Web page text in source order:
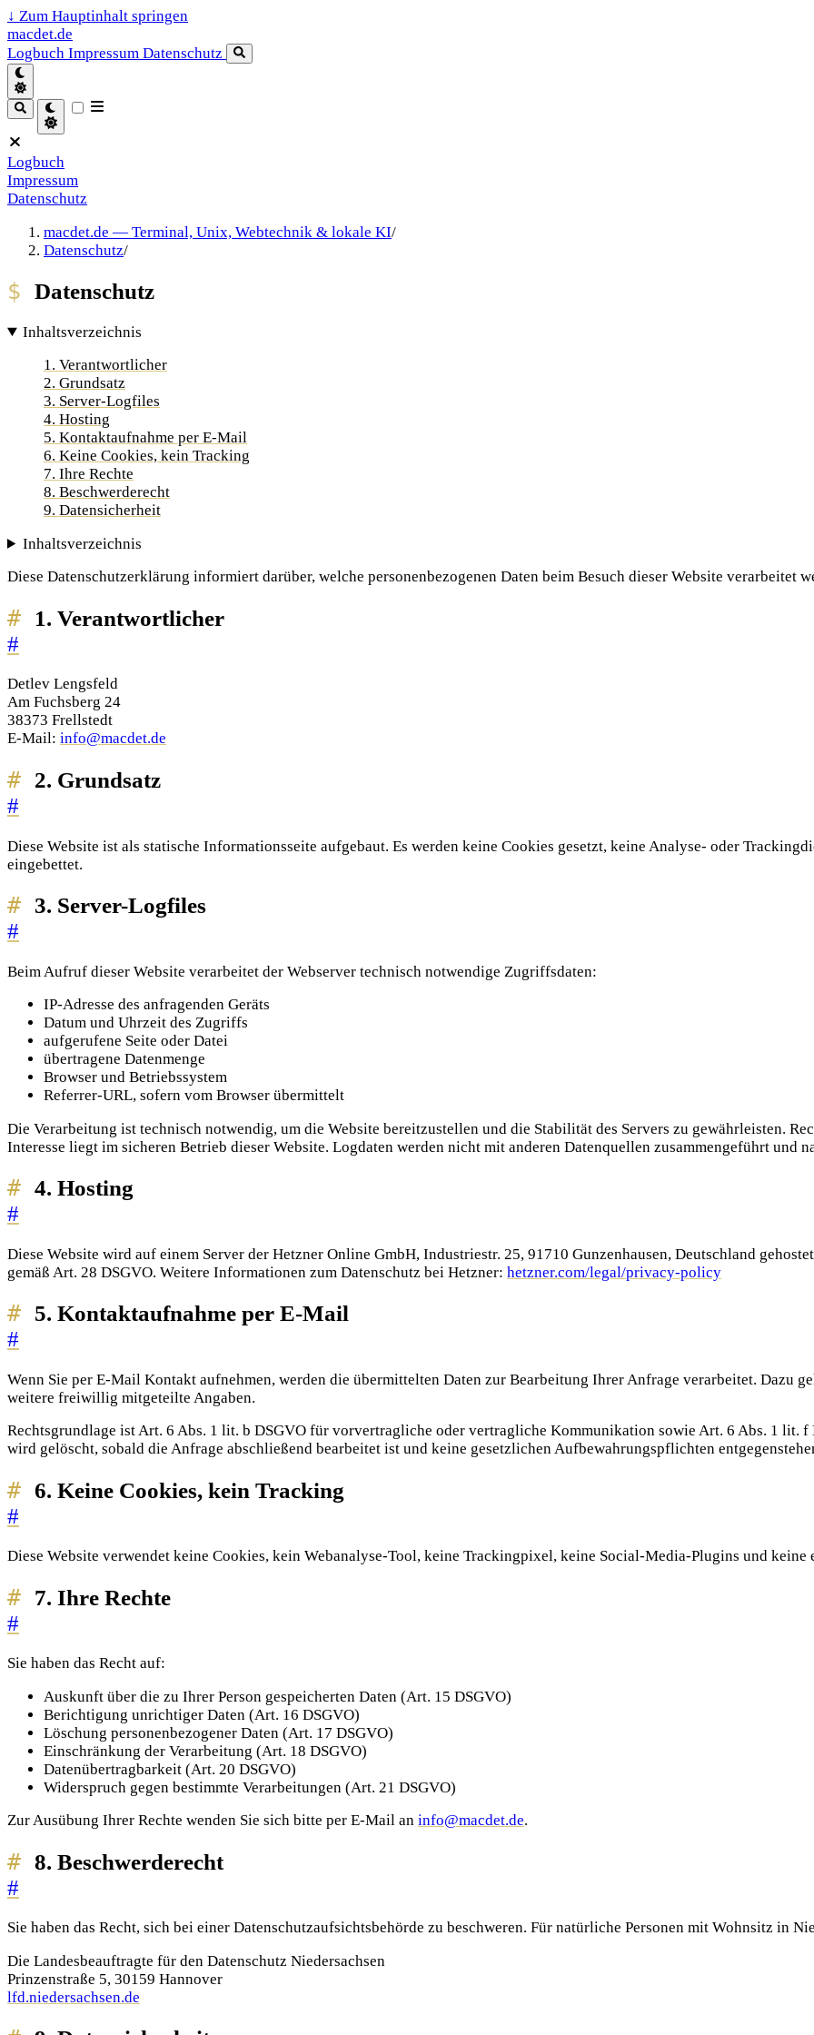
↓ Zum Hauptinhalt springen
macdet.de
Logbuch Impressum Datenschutz
Logbuch
Impressum
Datenschutz
macdet.de — Terminal, Unix, Webtechnik & lokale KI/
Datenschutz/
Datenschutz
Inhaltsverzeichnis
1. Verantwortlicher
2. Grundsatz
3. Server-Logfiles
4. Hosting
5. Kontaktaufnahme per E-Mail
6. Keine Cookies, kein Tracking
7. Ihre Rechte
8. Beschwerderecht
9. Datensicherheit
Inhaltsverzeichnis
Diese Datenschutzerklärung informiert darüber, welche personenbezogenen Daten beim Besuch dieser Website verarbeitet
1. Verantwortlicher
#
Detlev Lengsfeld
Am Fuchsberg 24
38373 Frellstedt
E-Mail: info@macdet.de
2. Grundsatz
#
Diese Website ist als statische Informationsseite aufgebaut. Es werden keine Cookies gesetzt, keine Analyse- oder
eingebettet.
3. Server-Logfiles
#
Beim Aufruf dieser Website verarbeitet der Webserver technisch notwendige Zugriffsdaten:
IP-Adresse des anfragenden Geräts
Datum und Uhrzeit des Zugriffs
aufgerufene Seite oder Datei
übertragene Datenmenge
Browser und Betriebssystem
Referrer-URL, sofern vom Browser übermittelt
Die Verarbeitung ist technisch notwendig, um die Website bereitzustellen und die Stabilität des Servers zu gewährleisten.
Interesse liegt im sicheren Betrieb dieser Website. Logdaten werden nicht mit anderen Datenquellen zusammengeführt und
4. Hosting
#
Diese Website wird auf einem Server der Hetzner Online GmbH, Industriestr. 25, 91710 Gunzenhausen, Deutschland
gemäß Art. 28 DSGVO. Weitere Informationen zum Datenschutz bei Hetzner: hetzner.com/legal/privacy-policy
5. Kontaktaufnahme per E-Mail
#
Wenn Sie per E-Mail Kontakt aufnehmen, werden die übermittelten Daten zur Bearbeitung Ihrer Anfrage verarbeitet. Dazu
weitere freiwillig mitgeteilte Angaben.
Rechtsgrundlage ist Art. 6 Abs. 1 lit. b DSGVO für vorvertragliche oder vertragliche Kommunikation sowie Art. 6 Abs. 1
wird gelöscht, sobald die Anfrage abschließend bearbeitet ist und keine gesetzlichen Aufbewahrungspflichten
6. Keine Cookies, kein Tracking
#
Diese Website verwendet keine Cookies, kein Webanalyse-Tool, keine Trackingpixel, keine Social-Media-Plugins und
7. Ihre Rechte
#
Sie haben das Recht auf:
Auskunft über die zu Ihrer Person gespeicherten Daten (Art. 15 DSGVO)
Berichtigung unrichtiger Daten (Art. 16 DSGVO)
Löschung personenbezogener Daten (Art. 17 DSGVO)
Einschränkung der Verarbeitung (Art. 18 DSGVO)
Datenübertragbarkeit (Art. 20 DSGVO)
Widerspruch gegen bestimmte Verarbeitungen (Art. 21 DSGVO)
Zur Ausübung Ihrer Rechte wenden Sie sich bitte per E-Mail an info@macdet.de.
8. Beschwerderecht
#
Sie haben das Recht, sich bei einer Datenschutzaufsichtsbehörde zu beschweren. Für natürliche Personen mit Wohnsitz in
Die Landesbeauftragte für den Datenschutz Niedersachsen
Prinzenstraße 5, 30159 Hannover
lfd.niedersachsen.de